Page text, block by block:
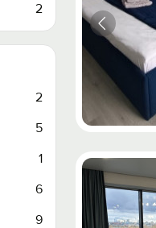
2
2
5
1
6
9